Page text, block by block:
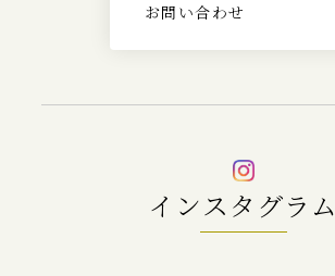
インスタグラム
お問い合わせ